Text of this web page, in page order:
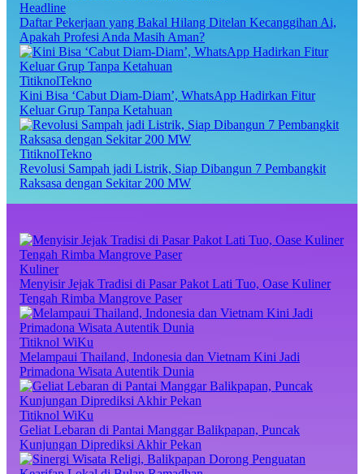
Headline
Daftar Pekerjaan yang Bakal Hilang Ditelan Kecanggihan Ai,
Apakah Profesi Anda Masih Aman?
TitiknolTekno
Kini Bisa ‘Cabut Diam-Diam’, WhatsApp Hadirkan Fitur
Keluar Grup Tanpa Ketahuan
TitiknolTekno
Revolusi Sampah jadi Listrik, Siap Dibangun 7 Pembangkit
Raksasa dengan Sekitar 200 MW
Kuliner
Menyisir Jejak Tradisi di Pasar Pakot Lati Tuo, Oase Kuliner
Tengah Rimba Mangrove Paser
Titiknol WiKu
Melampaui Thailand, Indonesia dan Vietnam Kini Jadi
Primadona Wisata Autentik Dunia
Titiknol WiKu
Geliat Lebaran di Pantai Manggar Balikpapan, Puncak
Kunjungan Diprediksi Akhir Pekan